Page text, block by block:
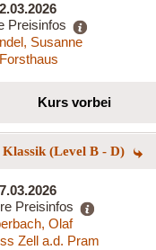
Preisinfos
Susanne
Kurs vorbei
(Level B - D)
Preisinfos
Olaf
Zell a.d. Pram